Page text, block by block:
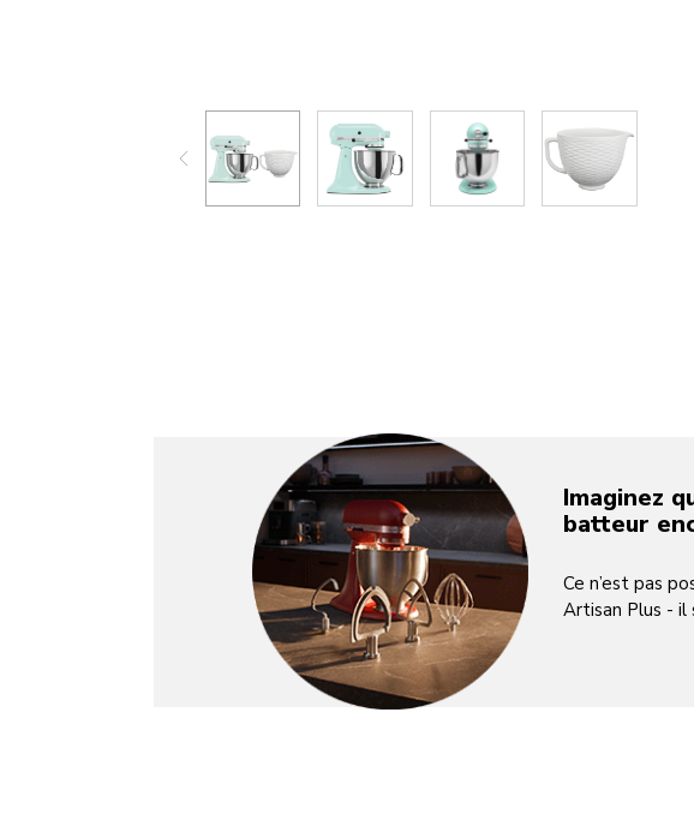
Imaginez
batteur
Ce n’est pas
Artisan Plus -